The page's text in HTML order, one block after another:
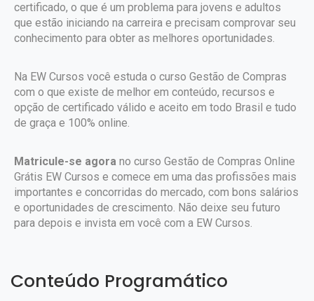
certificado, o que é um problema para jovens e adultos
que estão iniciando na carreira e precisam comprovar seu
conhecimento para obter as melhores oportunidades.
Na EW Cursos você estuda o curso Gestão de Compras
com o que existe de melhor em conteúdo, recursos e
opção de certificado válido e aceito em todo Brasil e tudo
de graça e 100% online.
Matricule-se agora no curso Gestão de Compras Online
Grátis EW Cursos e comece em uma das profissões mais
importantes e concorridas do mercado, com bons salários
e oportunidades de crescimento. Não deixe seu futuro
para depois e invista em você com a EW Cursos.
Conteúdo Programático